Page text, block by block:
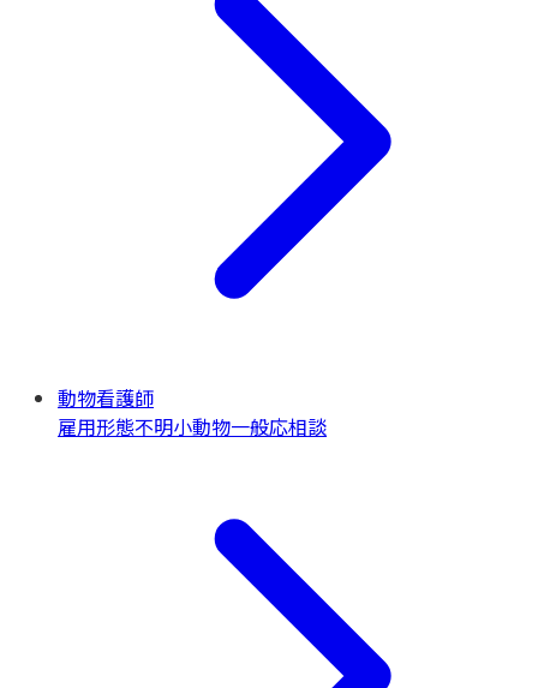
動物看護師
雇用形態不明小動物一般応相談